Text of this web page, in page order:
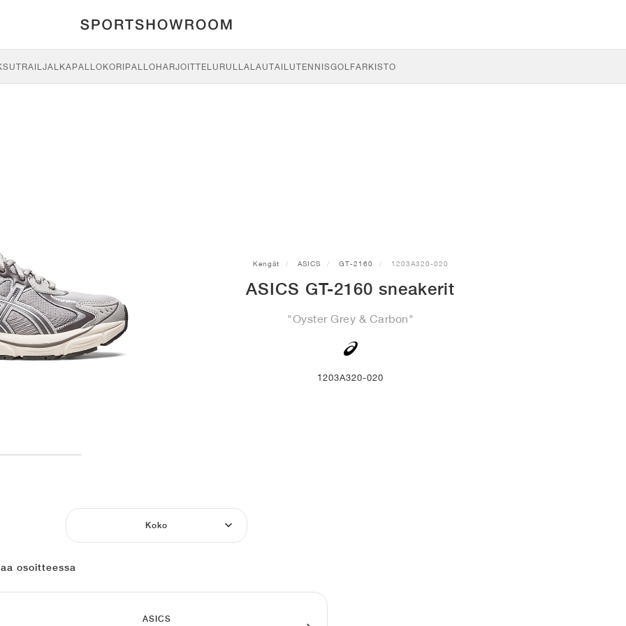
TRAILJALKAPALLOKORIPALLOHARJOITTELU RULLALAUTAILUTENNISGOLFARKISTO
Kengät ASICS GT-2160 1203A320-020
ASICS GT-2160 sneakerit
"Oyster Grey & Carbon"
1203A320-020
Koko
osoitteessa
ASICS